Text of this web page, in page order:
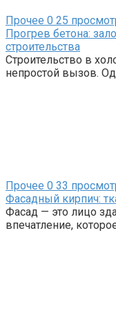
Прочее 0 25
Прогрев бетона:
строительства
Строительство в
непростой вызов.
Прочее 0 33
Фасадный кирпич:
Фасад — это лицо
впечатление,